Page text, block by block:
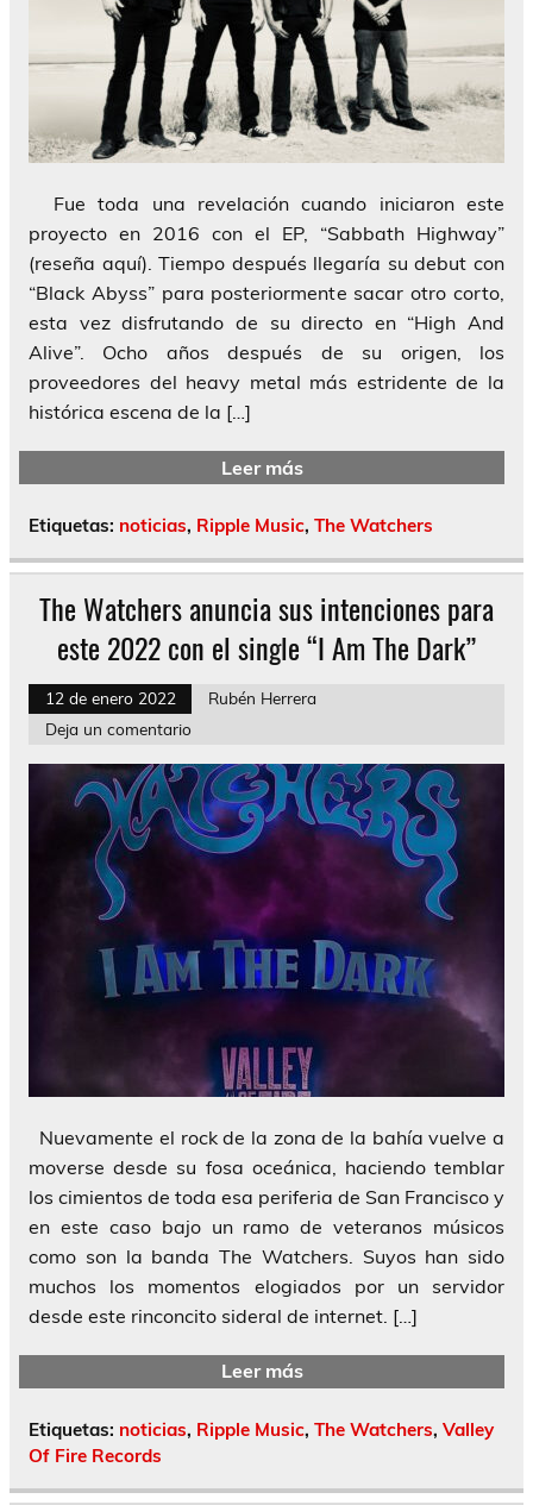
Fue toda una revelación cuando iniciaron este
proyecto en 2016 con el EP, “Sabbath Highway”
(reseña aquí). Tiempo después llegaría su debut con
“Black Abyss” para posteriormente sacar otro corto,
esta vez disfrutando de su directo en “High And
Alive”. Ocho años después de su origen, los
proveedores del heavy metal más estridente de la
histórica escena de la […]
Leer más
Etiquetas: noticias, Ripple Music, The Watchers
The Watchers anuncia sus intenciones para
este 2022 con el single “I Am The Dark”
12 de enero 2022
Rubén Herrera
Deja un comentario
Nuevamente el rock de la zona de la bahía vuelve a
moverse desde su fosa oceánica, haciendo temblar
los cimientos de toda esa periferia de San Francisco y
en este caso bajo un ramo de veteranos músicos
como son la banda The Watchers. Suyos han sido
muchos los momentos elogiados por un servidor
desde este rinconcito sideral de internet. […]
Leer más
Etiquetas: noticias, Ripple Music, The Watchers, Valley
Of Fire Records